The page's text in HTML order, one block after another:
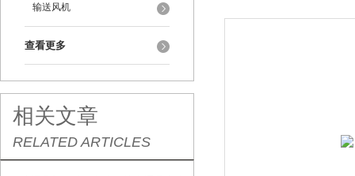
输送风机
查看更多
相关文章
RELATED ARTICLES